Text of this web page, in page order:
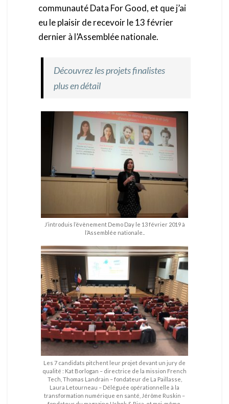
communauté Data For Good, et que j’ai
eu le plaisir de recevoir le 13 février
dernier à l’Assemblée nationale.
Découvrez les projets finalistes
plus en détail
J’introduis l’évènement Demo Day le 13 février 2019 à
l’Assemblée nationale..
Les 7 candidats pitchent leur projet devant un jury de
qualité : Kat Borlogan – directrice de la mission French
Tech, Thomas Landrain – fondateur de La Paillasse,
Laura Letourneau – Déléguée opérationnelle à la
transformation numérique en santé, Jérôme Ruskin –